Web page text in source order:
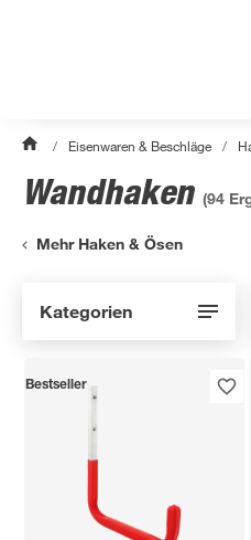
/ Eisenwaren & Beschläge /
Wandhaken (94
Mehr Haken & Ösen
Kategorien
Bestseller